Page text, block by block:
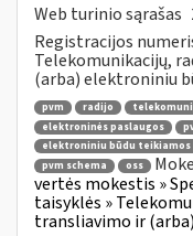
Web turinio sąrašas
Registracijos
Telekomunikacijų,
(arba) elektroniniu
pvm radijo
elektroninės paslaugos
elektroniniu būdu teikiamos
pvm schema
oss
vertės mokestis »
taisyklės »
transliavimo ir